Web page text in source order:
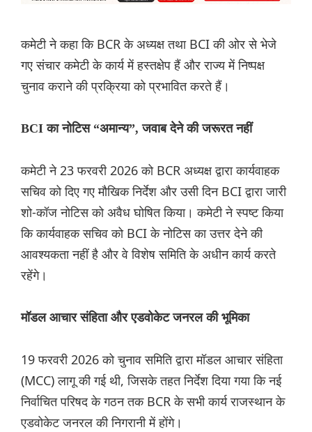
कमेटी ने कहा कि BCR के अध्यक्ष तथा BCI की ओर से भेजे
गए संचार कमेटी के कार्य में हस्तक्षेप हैं और राज्य में निष्पक्ष
चुनाव कराने की प्रक्रिया को प्रभावित करते हैं।
BCI का नोटिस “अमान्य”, जवाब देने की जरूरत नहीं
कमेटी ने 23 फरवरी 2026 को BCR अध्यक्ष द्वारा कार्यवाहक
सचिव को दिए गए मौखिक निर्देश और उसी दिन BCI द्वारा जारी
शो-कॉज नोटिस को अवैध घोषित किया। कमेटी ने स्पष्ट किया
कि कार्यवाहक सचिव को BCI के नोटिस का उत्तर देने की
आवश्यकता नहीं है और वे विशेष समिति के अधीन कार्य करते
रहेंगे।
मॉडल आचार संहिता और एडवोकेट जनरल की भूमिका
19 फरवरी 2026 को चुनाव समिति द्वारा मॉडल आचार संहिता
(MCC) लागू की गई थी, जिसके तहत निर्देश दिया गया कि नई
निर्वाचित परिषद के गठन तक BCR के सभी कार्य राजस्थान के
एडवोकेट जनरल की निगरानी में होंगे।